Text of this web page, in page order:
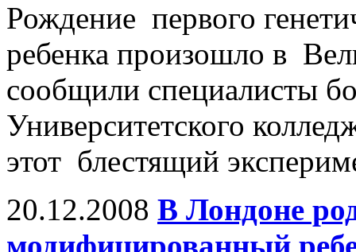
Рождение первого
ребенка произошло в
сообщили специалисты
Университетского
этот блестящий
20.12.2008 В Лондоне